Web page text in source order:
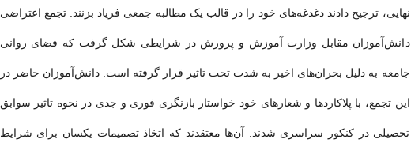
نهایی، ترجیح دادند دغدغه‌های خود را در قالب یک مطالبه جمعی فریاد بزنند. تجمع اعتراضی
دانش‌آموزان مقابل وزارت آموزش و پرورش در شرایطی شکل گرفت که فضای روانی
جامعه به دلیل بحران‌های اخیر به ‌شدت تحت تاثیر قرار گرفته است. دانش‌آموزان حاضر در
این تجمع، با پلاکاردها و شعارهای خود خواستار بازنگری فوری و جدی در نحوه تاثیر سوابق
تحصیلی در کنکور سراسری شدند. آن‌ها معتقدند که اتخاذ تصمیمات یکسان برای شرایط